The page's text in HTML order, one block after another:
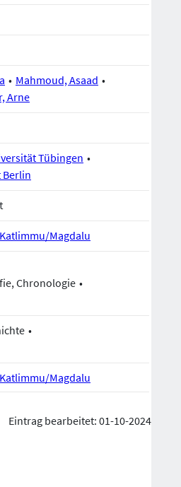
Mahmoud, Asaad
Arne
Tübingen
Berlin
Magdalu
Chronologie
Magdalu
Eintrag bearbeitet: 01-10-2024